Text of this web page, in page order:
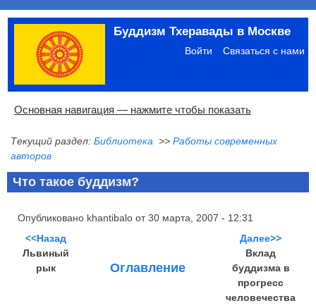
Перейти
основному
содержанию
Буддизм Тхеравады в Москве
Меню
учётной
записи
пользователя
Войти Связаться с нами
Основная
Основная навигация — нажмите чтобы показать
Главная
Община
Палийский канон
Язык пали
Материалы по темам
Современная литература
Блоги
Ссылки
Поиск
Текущий раздел: Библиотека >> Работы современных
авторов
Что такое буддизм?
Опубликовано khantibalo от30 марта, 2007 - 12:31
<<Назад
Львиный
рык
Оглавление
Далее>>
Вклад
буддизма в
прогресс
человечества